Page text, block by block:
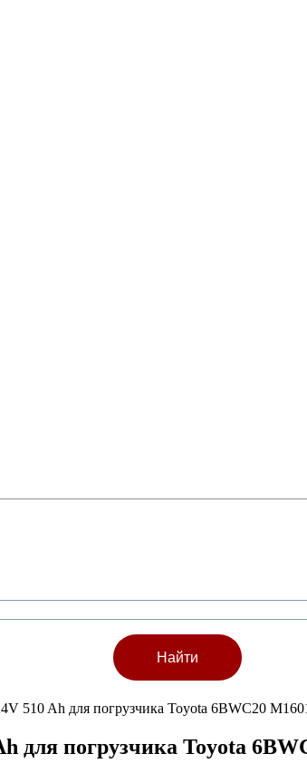
510 Ah для погрузчика Toyota 6BWC20
для погрузчика Toyota